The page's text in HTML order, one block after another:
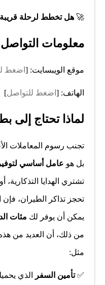
🚀 هل تخطط لرحلة
معلومات التواصل
موقع الويبسايت: [ اضغط
الهاتف: [ اضغط للتواصل]
لماذا تحتاج إلى
تجنب رسوم المعاملات
بل هو عامل أساسي لتوفير
تشتري الهدايا
تحجز تذاكر الطيران، فإن
يمكن أن يوفر لك مئات
من ذلك، أن العديد من
مثل:
✅تأمين السفر الذي